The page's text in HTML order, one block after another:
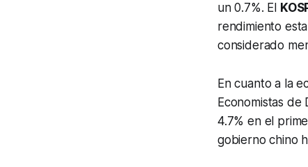
un 0.7%. El
rendimiento
considerado
En cuanto a la
Economistas
4.7% en el
gobierno chino